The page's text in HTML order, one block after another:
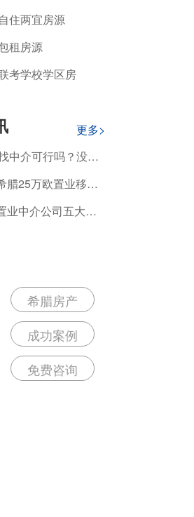
住两宜房源
租房源
考学校学区房
更多>
中介可行吗？没有
腊25万欧置业移
业中介公司五大排
希腊房产
成功案例
免费咨询